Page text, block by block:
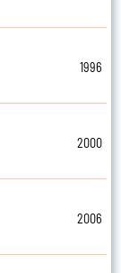
1996
2000
2006